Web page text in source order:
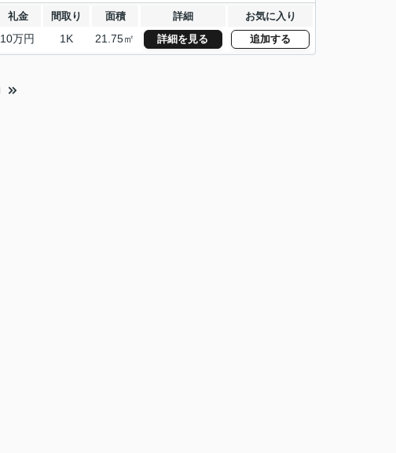
礼金 間取り 面積 詳細 お気に入り
10万円 1K 21.75㎡ 詳細を見る 追加する